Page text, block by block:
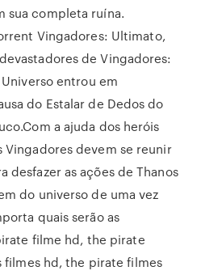
sua completa ruína.
Vingadores: Ultimato,
de Vingadores:
entrou em
do Estalar de Dedos do
a ajuda dos heróis
Vingadores devem se reunir
desfazer as ações de Thanos
do universo de uma vez
quais serão as
filme hd, the pirate
filmes hd, the pirate filmes